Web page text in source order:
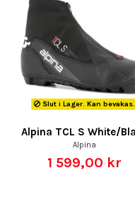
Slut i Lager. Kan bevakas.
Alpina TCL S White/
Alpina
1 599,00 kr